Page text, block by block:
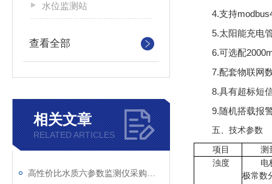
水位监测站
查看全部
相关文章
RELATED ARTICLES
4.支持
5.太阳能充电
6.可选配
7.配套物联网
8.具有超标短
9.随机搭载报
五、技术参数
项目
测
浊度
电
极常数